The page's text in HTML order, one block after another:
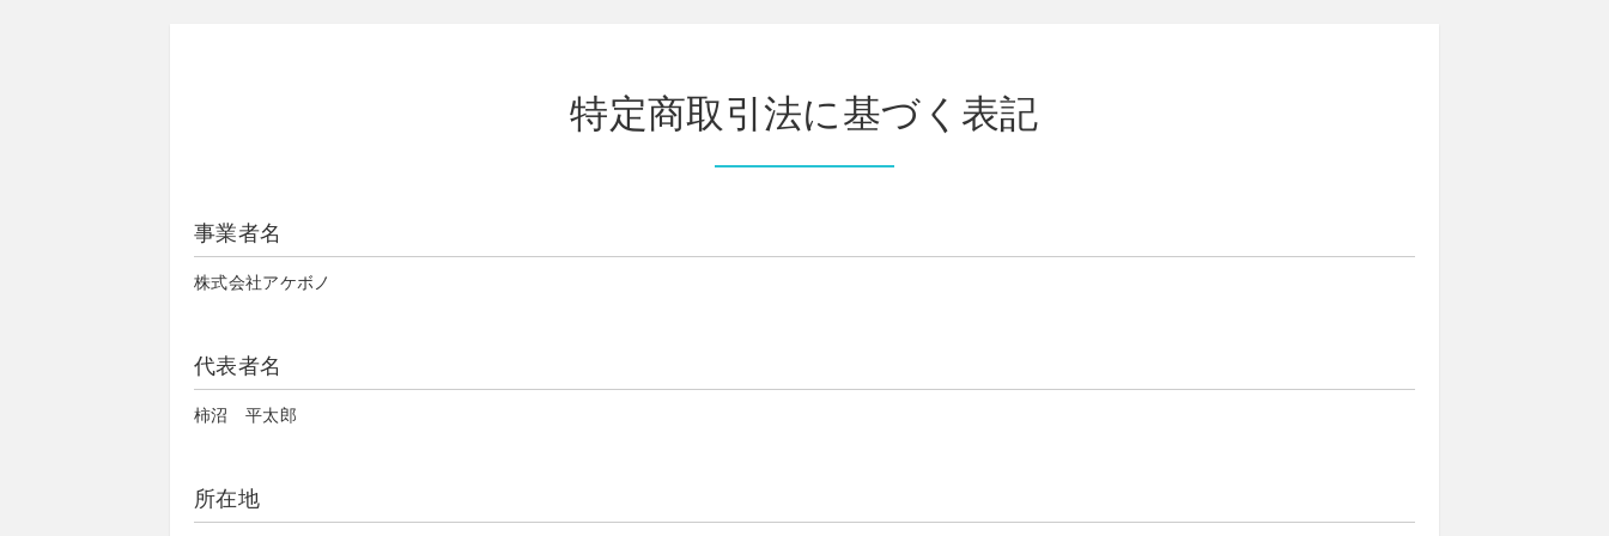
特定商取引法に基づく表記
事業者名
株式会社アケボノ
代表者名
柿沼 平太郎
所在地